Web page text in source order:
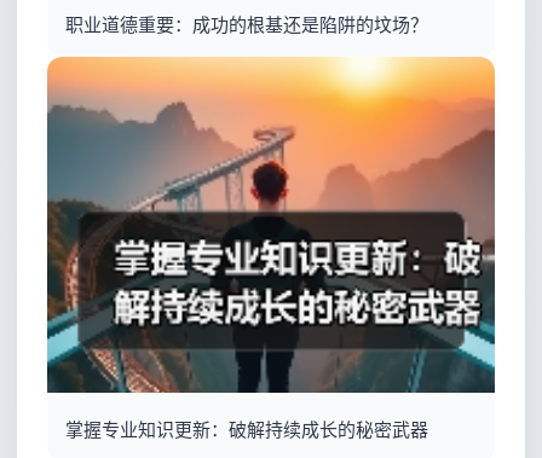
职业道德重要：成功的根基还是陷阱的坟场？
掌握专业知识更新：破解持续成长的秘密武器